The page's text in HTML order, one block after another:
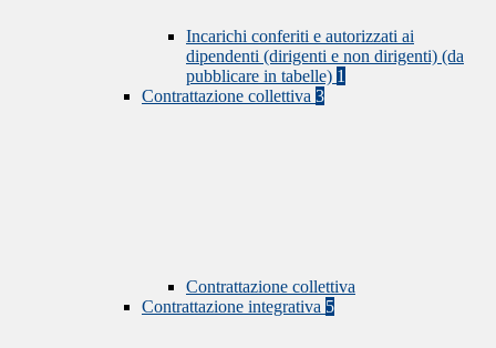
Incarichi conferiti e autorizzati ai
dipendenti (dirigenti e non dirigenti) (da
pubblicare in tabelle) 1
Contrattazione collettiva 3
Contrattazione collettiva
Contrattazione integrativa 5